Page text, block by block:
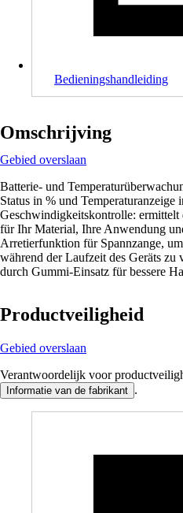
Bedieningshandleiding
Omschrijving
Gebied overslaan
Batterie- und
Status in % und
Geschwindigkeitskontrolle:
für Ihr Material, Ihre Anwendung
Arretierfunktion für Spannzange,
während der Laufzeit des Geräts
durch Gummi-Einsatz für bessere
Productveiligheid
Gebied overslaan
Verantwoordelijk voor
Informatie van de fabrikant .